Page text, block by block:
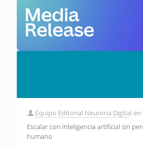
Equipo Editorial Neurona Digital en
Escalar con inteligencia artificial sin
humano